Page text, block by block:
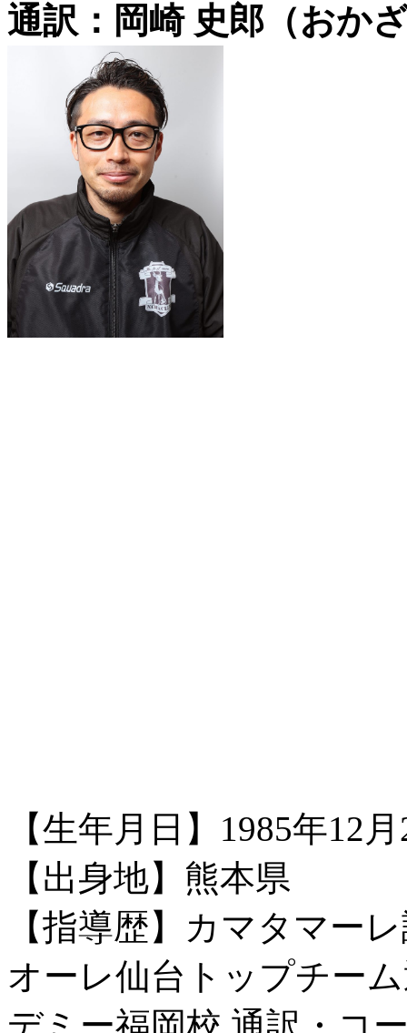
通訳：岡崎 史郎（おか
【生年月日】1985年12
【出身地】熊本県
【指導歴】カマタマー
オーレ仙台トップチー